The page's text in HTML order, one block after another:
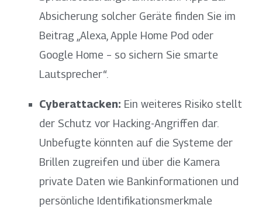
Absicherung solcher Geräte finden Sie im
Beitrag „Alexa, Apple Home Pod oder
Google Home – so sichern Sie smarte
Lautsprecher“.
Cyberattacken: Ein weiteres Risiko stellt
der Schutz vor Hacking-Angriffen dar.
Unbefugte könnten auf die Systeme der
Brillen zugreifen und über die Kamera
private Daten wie Bankinformationen und
persönliche Identifikationsmerkmale